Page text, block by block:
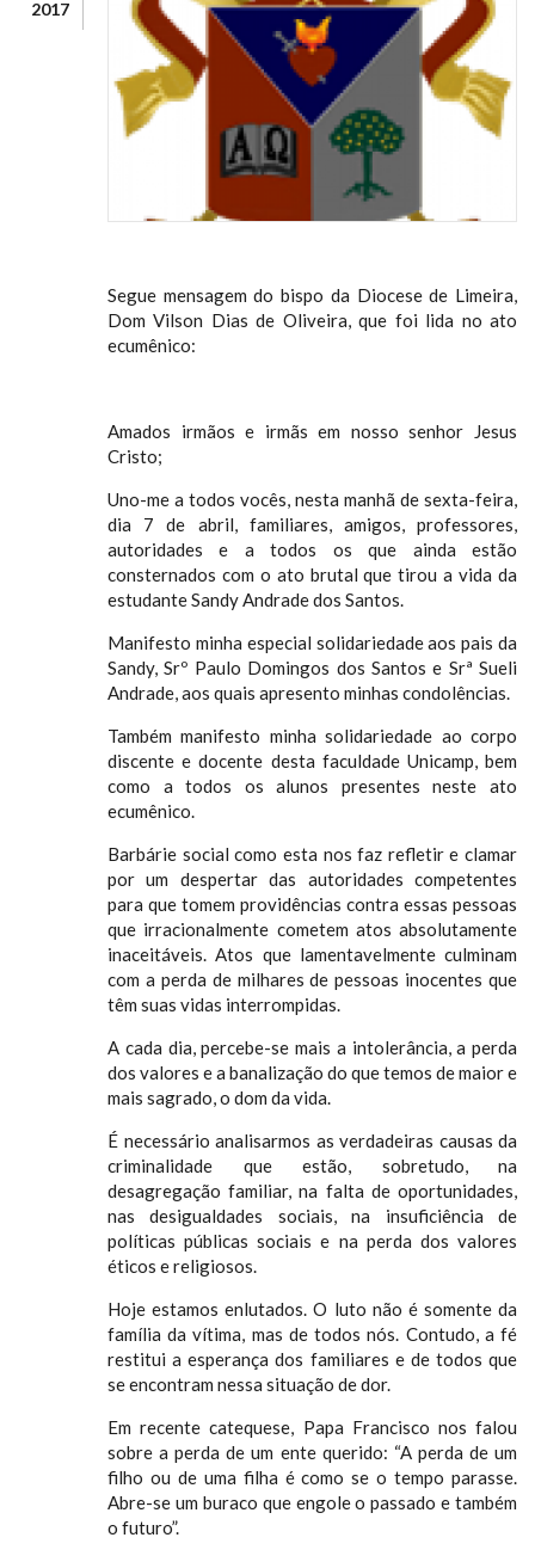
2017
Segue mensagem do bispo da Diocese de Limeira,
Dom Vilson Dias de Oliveira, que foi lida no ato
ecumênico:
Amados irmãos e irmãs em nosso senhor Jesus
Cristo;
Uno-me a todos vocês, nesta manhã de sexta-feira,
dia 7 de abril, familiares, amigos, professores,
autoridades e a todos os que ainda estão
consternados com o ato brutal que tirou a vida da
estudante Sandy Andrade dos Santos.
Manifesto minha especial solidariedade aos pais da
Sandy, Srº Paulo Domingos dos Santos e Srª Sueli
Andrade, aos quais apresento minhas condolências.
Também manifesto minha solidariedade ao corpo
discente e docente desta faculdade Unicamp, bem
como a todos os alunos presentes neste ato
ecumênico.
Barbárie social como esta nos faz refletir e clamar
por um despertar das autoridades competentes
para que tomem providências contra essas pessoas
que irracionalmente cometem atos absolutamente
inaceitáveis. Atos que lamentavelmente culminam
com a perda de milhares de pessoas inocentes que
têm suas vidas interrompidas.
A cada dia, percebe-se mais a intolerância, a perda
dos valores e a banalização do que temos de maior e
mais sagrado, o dom da vida.
É necessário analisarmos as verdadeiras causas da
criminalidade que estão, sobretudo, na
desagregação familiar, na falta de oportunidades,
nas desigualdades sociais, na insuficiência de
políticas públicas sociais e na perda dos valores
éticos e religiosos.
Hoje estamos enlutados. O luto não é somente da
família da vítima, mas de todos nós. Contudo, a fé
restitui a esperança dos familiares e de todos que
se encontram nessa situação de dor.
Em recente catequese, Papa Francisco nos falou
sobre a perda de um ente querido: “A perda de um
filho ou de uma filha é como se o tempo parasse.
Abre-se um buraco que engole o passado e também
o futuro”.